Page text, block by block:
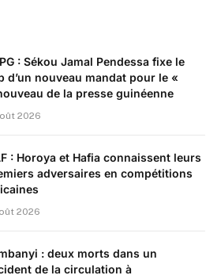
: Sékou Jamal Pendessa fixe le
d’un nouveau mandat pour le «
de la presse guinéenne
2026
: Horoya et Hafia connaissent leurs
adversaires en compétitions
2026
: deux morts dans un
de la circulation à